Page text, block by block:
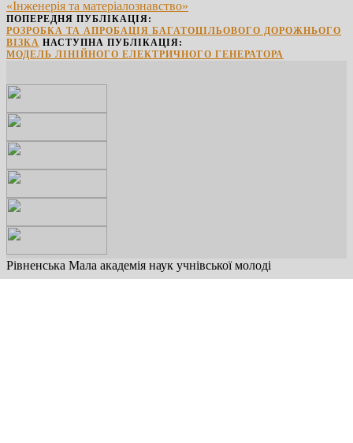
«Інженерія та матеріалознавство»
ПОПЕРЕДНЯ ПУБЛІКАЦІЯ:
РОЗРОБКА ТА АПРОБАЦІЯ БАГАТОЦІЛЬОВОГО ДОРОЖНЬОГО
ВІЗКА НАСТУПНА ПУБЛІКАЦІЯ:
МОДЕЛЬ ЛІНІЙНОГО ЕЛЕКТРИЧНОГО ГЕНЕРАТОРА
Рівненська Мала академія наук учнівської молоді